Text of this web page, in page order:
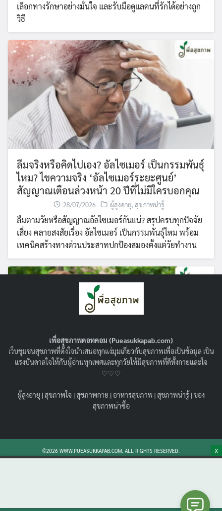
เลือกทางรักษาอย่างมั่นใจ และรับมือดูแลคนที่รักได้อย่างถูก
วิธี
ลืมจริงหรือคิดไปเอง? อัลไซเมอร์ เป็นกรรมพันธุ์
ไหม? ไขความจริง ‘อัลไซเมอร์ระยะศูนย์’
สัญญาณเตือนล่วงหน้า 20 ปีที่ไม่มีใครบอกคุณ
28/07/2026 ผู้สูงอายุ,สุขภาพน่ารู้
ลืมตามวัยหรือสัญญาณอัลไซเมอร์กันแน่? สรุปครบทุกปัจจัย
เสี่ยง คลายสงสัยเรื่อง อัลไซเมอร์ เป็นกรรมพันธุ์ไหม พร้อม
เทคนิคสร้างทางด่วนประสาทปกป้องสมองตั้งแต่วัยทำงาน
อาหารผู้สูงอายุ ไม่มีฟัน อร่อย สารอาหารครบ
ย่อยง่าย สุขภาพดีจากภายใน (ฉบับผู้ดูแลตัว
ละเอียดครบ 5 หมู่ เสริมเกร็ดสุขภาพป้องกันการสำลัก และ
เพื่อสุขภาพดอทคอม (Pueasukkapab.com)
เว็บชุมชนสุขภาพที่ตั้งใจนำเสนอทุกแง่มุมเกี่ยวกับสุขภาพเพื่อเป็นข้อมูล เป็น
แรงบันดาลใจให้กับผู้อ่านทุกเพศและทุกวัยให้มีสุขภาพที่ดีทั้งกายและใจ
♡♡♡
ผู้สูงอายุ |สุขภาพใจ |สุขภาพกาย |อาหารสุขภาพ |สุขภาพน่ารู้ |ของ
สุขภาพน่าซื้อ
©2026 WWW.PUEASUKKAPAB.COM. ALL RIGHTS RESERVED. X